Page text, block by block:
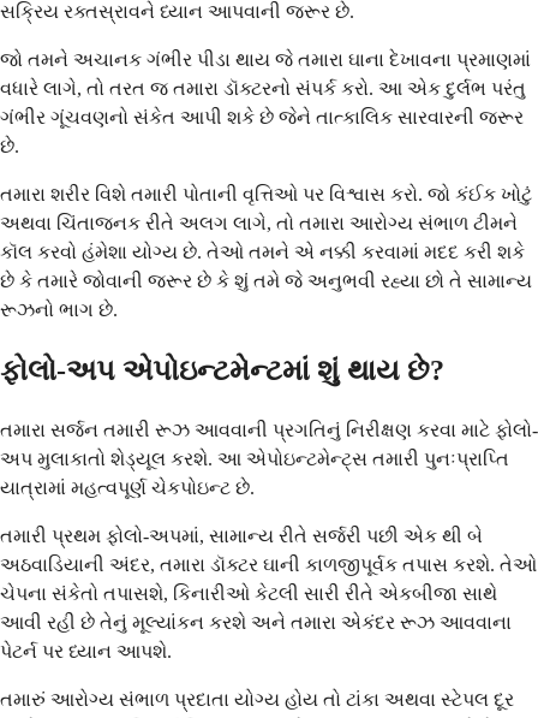
સક્રિય રક્તસ્રાવને ધ્યાન આપવાની જરૂર છે.
જો તમને અચાનક ગંભીર પીડા થાય જે તમારા ઘાના દેખાવના પ્રમાણમાં
વધારે લાગે, તો તરત જ તમારા ડૉક્ટરનો સંપર્ક કરો. આ એક દુર્લભ પરંતુ
ગંભીર ગૂંચવણનો સંકેત આપી શકે છે જેને તાત્કાલિક સારવારની જરૂર
છે.
તમારા શરીર વિશે તમારી પોતાની વૃત્તિઓ પર વિશ્વાસ કરો. જો કંઈક ખોટું
અથવા ચિંતાજનક રીતે અલગ લાગે, તો તમારા આરોગ્ય સંભાળ ટીમને
કૉલ કરવો હંમેશા યોગ્ય છે. તેઓ તમને એ નક્કી કરવામાં મદદ કરી શકે
છે કે તમારે જોવાની જરૂર છે કે શું તમે જે અનુભવી રહ્યા છો તે સામાન્ય
રૂઝનો ભાગ છે.
ફોલો-અપ એપોઇન્ટમેન્ટમાં શું થાય છે?
તમારા સર્જન તમારી રૂઝ આવવાની પ્રગતિનું નિરીક્ષણ કરવા માટે ફોલો-
અપ મુલાકાતો શેડ્યૂલ કરશે. આ એપોઇન્ટમેન્ટ્સ તમારી પુનઃપ્રાપ્તિ
યાત્રામાં મહત્વપૂર્ણ ચેકપોઇન્ટ છે.
તમારી પ્રથમ ફોલો-અપમાં, સામાન્ય રીતે સર્જરી પછી એક થી બે
અઠવાડિયાની અંદર, તમારા ડૉક્ટર ઘાની કાળજીપૂર્વક તપાસ કરશે. તેઓ
ચેપના સંકેતો તપાસશે, કિનારીઓ કેટલી સારી રીતે એકબીજા સાથે
આવી રહી છે તેનું મૂલ્યાંકન કરશે અને તમારા એકંદર રૂઝ આવવાના
પેટર્ન પર ધ્યાન આપશે.
તમારું આરોગ્ય સંભાળ પ્રદાતા યોગ્ય હોય તો ટાંકા અથવા સ્ટેપલ દૂર